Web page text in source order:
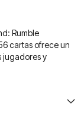
Rumble
cartas ofrece un
jugadores y